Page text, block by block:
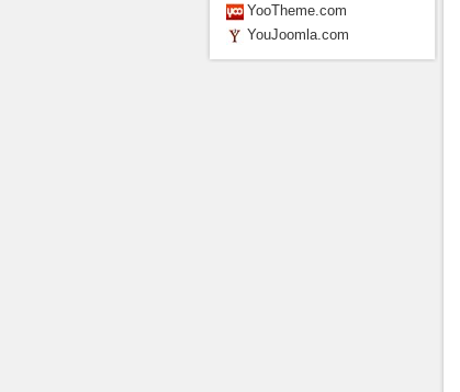
YooTheme.com
YouJoomla.com